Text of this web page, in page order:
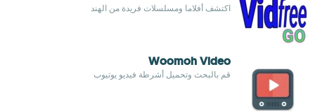
اكتشف أفلاما ومسلسلات فريدة من الهند
Woomoh Video
قم بالبحث وتحميل أشرطة فيديو يوتيوب